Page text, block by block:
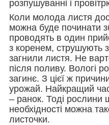
розпушуванні і
Коли молода листя
можна буде починати
проводять в один
з коренем, струшують
загнили листя. Не
після поливу. Вологі
загинє. З цієї ж
урожай. Найкращий
– ранок. Тоді рослини
необхідності можна
листочки.